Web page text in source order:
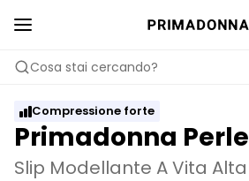
Cosa stai cercando?
Compressione forte
Primadonna Perle
Slip Modellante A Vita Alta